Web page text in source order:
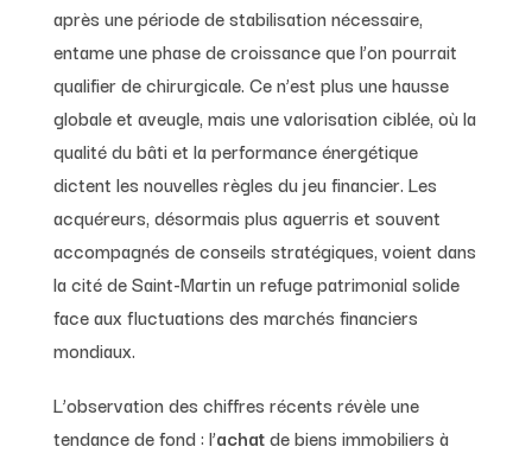
après une période de stabilisation nécessaire,
entame une phase de croissance que l’on pourrait
qualifier de chirurgicale. Ce n’est plus une hausse
globale et aveugle, mais une valorisation ciblée, où la
qualité du bâti et la performance énergétique
dictent les nouvelles règles du jeu financier. Les
acquéreurs, désormais plus aguerris et souvent
accompagnés de conseils stratégiques, voient dans
la cité de Saint-Martin un refuge patrimonial solide
face aux fluctuations des marchés financiers
mondiaux.
L’observation des chiffres récents révèle une
tendance de fond : l’achatde biens immobiliers à